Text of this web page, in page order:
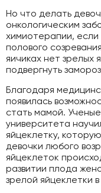
Но что делать
онкологическим
химиотерапии,
полового
яичиках нет зрелых
подвергнуть
Благодаря
появилась
стать мамой.
университета
яйцеклетку,
девочки любого
яйцеклеток
развитии плода
зрелой яйцеклетки